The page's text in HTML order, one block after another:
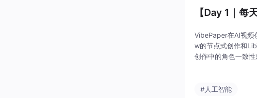
【Day 1｜每
VibePaper在AI视频
w的节点式创作和
创作中的角色一致
#人工智能